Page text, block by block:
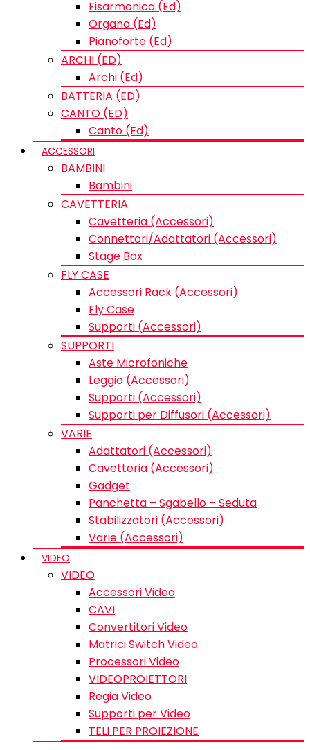
Fisarmonica (Ed)
Organo (Ed)
Pianoforte (Ed)
ARCHI (ED)
Archi (Ed)
BATTERIA (ED)
CANTO (ED)
Canto (Ed)
ACCESSORI
BAMBINI
Bambini
CAVETTERIA
Cavetteria (Accessori)
Connettori/Adattatori (Accessori)
Stage Box
FLY CASE
Accessori Rack (Accessori)
Fly Case
Supporti (Accessori)
SUPPORTI
Aste Microfoniche
Leggio (Accessori)
Supporti (Accessori)
Supporti per Diffusori (Accessori)
VARIE
Adattatori (Accessori)
Cavetteria (Accessori)
Gadget
Panchetta – Sgabello – Seduta
Stabilizzatori (Accessori)
Varie (Accessori)
VIDEO
VIDEO
Accessori Video
CAVI
Convertitori Video
Matrici Switch Video
Processori Video
VIDEOPROIETTORI
Regia Video
Supporti per Video
TELI PER PROIEZIONE